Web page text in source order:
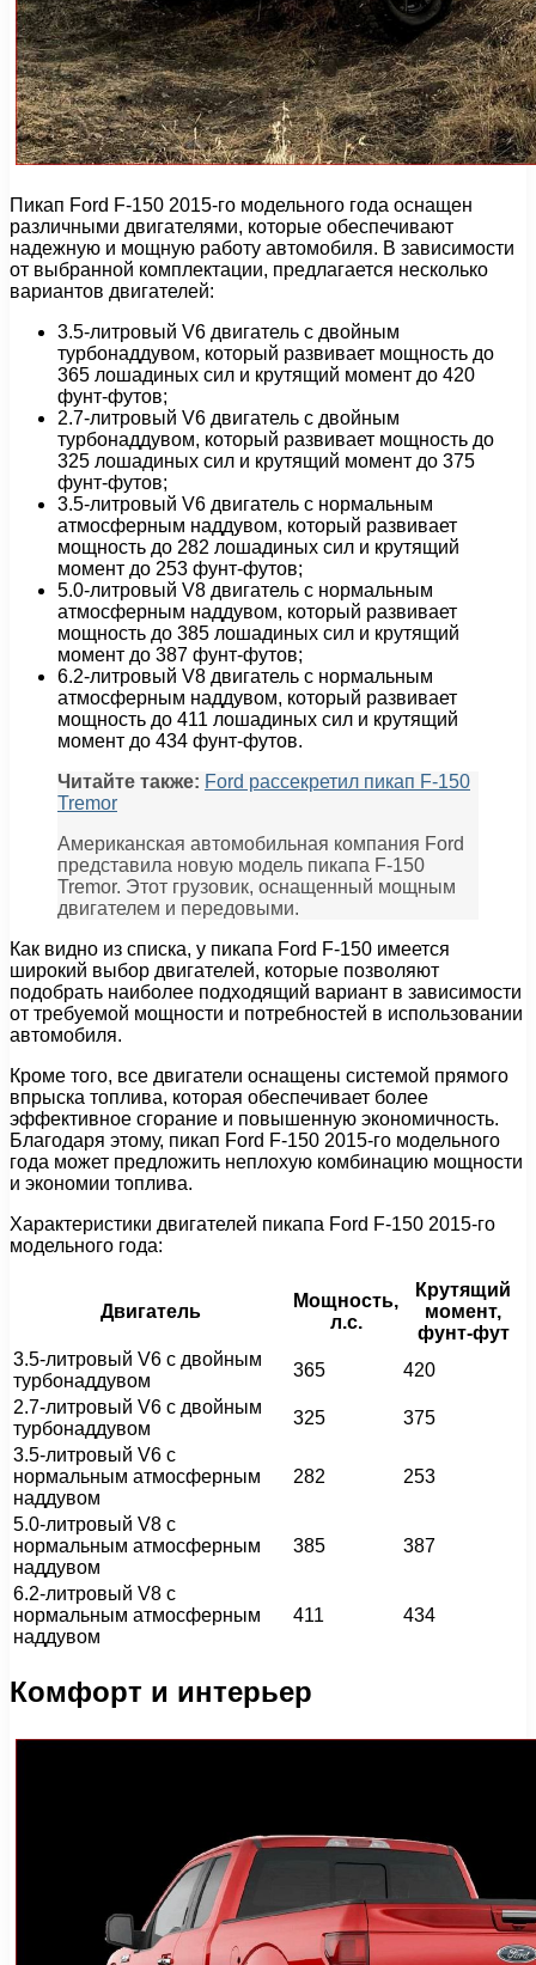
Пикап Ford F-150 2015-го модельного года оснащен
различными двигателями, которые обеспечивают
надежную и мощную работу автомобиля. В зависимости
от выбранной комплектации, предлагается несколько
вариантов двигателей:
3.5-литровый V6 двигатель с двойным
турбонаддувом, который развивает мощность до
365 лошадиных сил и крутящий момент до 420
фунт-футов;
2.7-литровый V6 двигатель с двойным
турбонаддувом, который развивает мощность до
325 лошадиных сил и крутящий момент до 375
фунт-футов;
3.5-литровый V6 двигатель с нормальным
атмосферным наддувом, который развивает
мощность до 282 лошадиных сил и крутящий
момент до 253 фунт-футов;
5.0-литровый V8 двигатель с нормальным
атмосферным наддувом, который развивает
мощность до 385 лошадиных сил и крутящий
момент до 387 фунт-футов;
6.2-литровый V8 двигатель с нормальным
атмосферным наддувом, который развивает
мощность до 411 лошадиных сил и крутящий
момент до 434 фунт-футов.
Читайте также: Ford рассекретил пикап F-150
Tremor
Американская автомобильная компания Ford
представила новую модель пикапа F-150
Tremor. Этот грузовик, оснащенный мощным
двигателем и передовыми.
Как видно из списка, у пикапа Ford F-150 имеется
широкий выбор двигателей, которые позволяют
подобрать наиболее подходящий вариант в зависимости
от требуемой мощности и потребностей в использовании
автомобиля.
Кроме того, все двигатели оснащены системой прямого
впрыска топлива, которая обеспечивает более
эффективное сгорание и повышенную экономичность.
Благодаря этому, пикап Ford F-150 2015-го модельного
года может предложить неплохую комбинацию мощности
и экономии топлива.
Характеристики двигателей пикапа Ford F-150 2015-го
модельного года:
Двигатель
Мощность,
л.с.
Крутящий
момент,
фунт-фут
3.5-литровый V6 с двойным
турбонаддувом
365
420
2.7-литровый V6 с двойным
турбонаддувом
325
375
3.5-литровый V6 с
нормальным атмосферным
наддувом
282 253
5.0-литровый V8 с
нормальным атмосферным
наддувом
385 387
6.2-литровый V8 с
нормальным атмосферным
наддувом
411 434
Комфорт и интерьер